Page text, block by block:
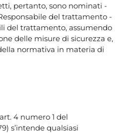
pertanto, sono nominati -
del trattamento -
del trattamento, assumendo
delle misure di sicurezza e,
normativa in materia di
4 numero 1 del
s’intende qualsiasi